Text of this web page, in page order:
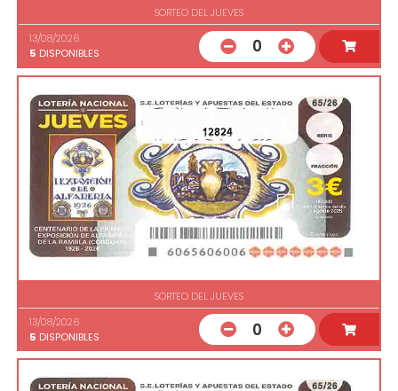
SORTEO DEL JUEVES
13/08/2026
5 DISPONIBLES 0
12824
SORTEO DEL JUEVES
13/08/2026
5 DISPONIBLES 0